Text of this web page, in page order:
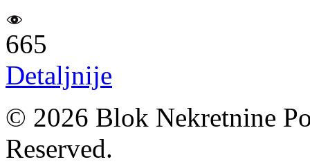
665
Detaljnije
© 2026 Blok Nekretnine
Reserved.